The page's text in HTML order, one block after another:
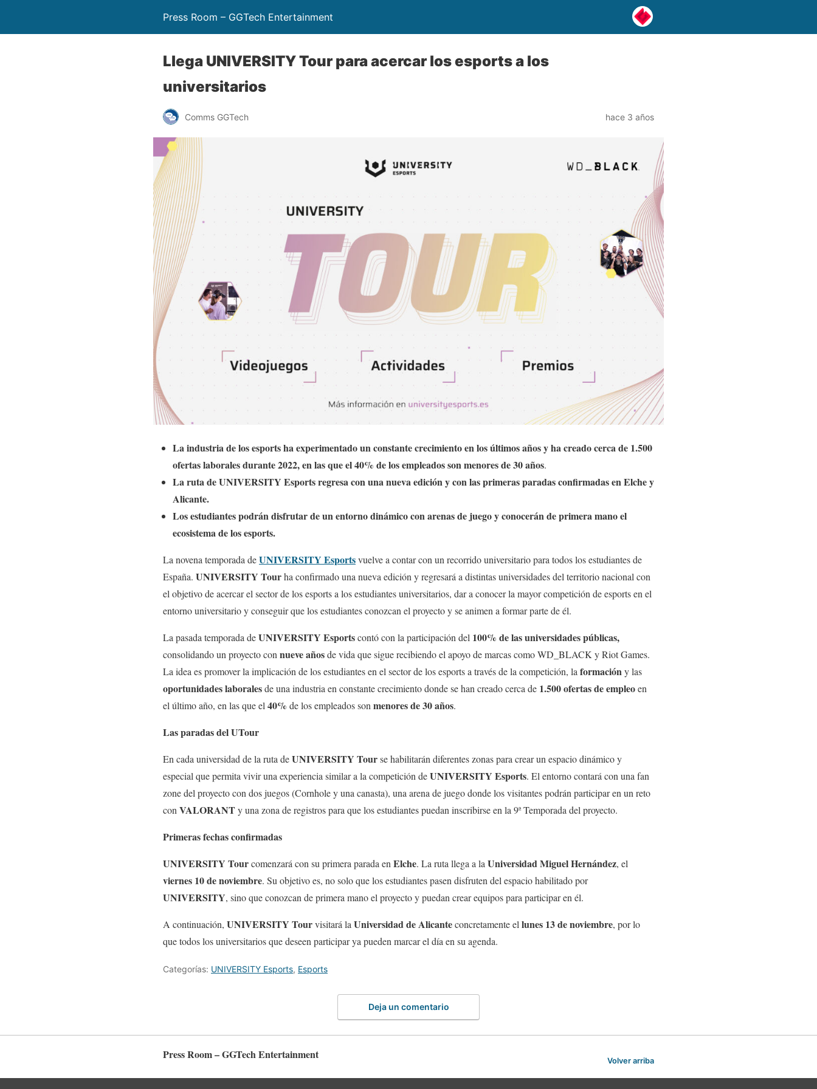
Press Room – GGTech Entertainment
Llega UNIVERSITY Tour para acercar los esports a los
universitarios
Comms GGTech hace 3 años
La industria de los esports ha experimentado un constante crecimiento en los últimos años y ha creado cerca de 1.500
ofertas laborales durante 2022, en las que el 40% de los empleados son menores de 30 años.
La ruta de UNIVERSITY Esports regresa con una nueva edición y con las primeras paradas confirmadas en Elche y
Alicante.
Los estudiantes podrán disfrutar de un entorno dinámico con arenas de juego y conocerán de primera mano el
ecosistema de los esports.
La novena temporada deUNIVERSITY Esportsvuelve a contar con un recorrido universitario para todos los estudiantes de
España. UNIVERSITY Tourha confirmado una nueva edición y regresará a distintas universidades del territorio nacional con
el objetivo de acercar el sector de los esports a los estudiantes universitarios, dar a conocer la mayor competición de esports en el
entorno universitario y conseguir que los estudiantes conozcan el proyecto y se animen a formar parte de él.
La pasada temporada deUNIVERSITY Esportscontó con la participación del 100% de las universidades públicas,
consolidando un proyecto con nueve añosde vida que sigue recibiendo el apoyo de marcas como WD_BLACK y Riot Games.
La idea es promover la implicación de los estudiantes en el sector de los esports a través de la competición, la formación y las
oportunidades laboralesde una industria en constante crecimiento donde se han creado cerca de 1.500 ofertas de empleoen
el último año, en las que el 40% de los empleados son menores de 30 años.
Las paradas del UTour
En cada universidad de la ruta deUNIVERSITY Tourse habilitarán diferentes zonas para crear un espacio dinámico y
especial que permita vivir una experiencia similar a la competición deUNIVERSITY Esports. El entorno contará con una fan
zone del proyecto con dos juegos (Cornhole y una canasta), una arena de juego donde los visitantes podrán participar en un reto
con VALORANTy una zona de registros para que los estudiantes puedan inscribirse en la 9ª Temporada del proyecto.
Primeras fechas confirmadas
UNIVERSITY Tourcomenzará con su primera parada en Elche. La ruta llega a la Universidad Miguel Hernández, el
viernes 10 de noviembre. Su objetivo es, no solo que los estudiantes pasen disfruten del espacio habilitado por
UNIVERSITY, sino que conozcan de primera mano el proyecto y puedan crear equipos para participar en él.
A continuación, UNIVERSITY Tourvisitará la Universidad de Alicanteconcretamente el lunes 13 de noviembre, por lo
que todos los universitarios que deseen participar ya pueden marcar el día en su agenda.
Categorías: UNIVERSITY Esports, Esports
Deja un comentario
Press Room – GGTech Entertainment Volver arriba